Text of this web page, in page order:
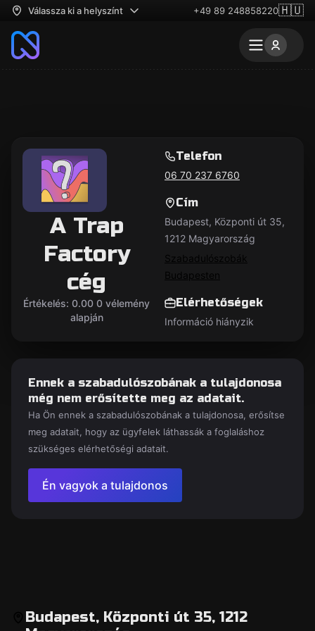
Válassza ki a helyszínt +49 89 248858220🇭🇺
A Trap
Factory
cég
Értékelés: 0.00 0 vélemény
alapján
Telefon
06 70 237 6760
Cím
Budapest, Központi út 35,
1212 Magyarország
Szabadulószobák
Budapesten
Elérhetőségek
Információ hiányzik
Ennek a szabadulószobának a tulajdonosa
még nem erősítette meg az adatait.
Ha Ön ennek a szabadulószobának a tulajdonosa, erősítse
meg adatait, hogy az ügyfelek láthassák a foglaláshoz
szükséges elérhetőségi adatait.
Én vagyok a tulajdonos
Budapest, Központi út 35, 1212